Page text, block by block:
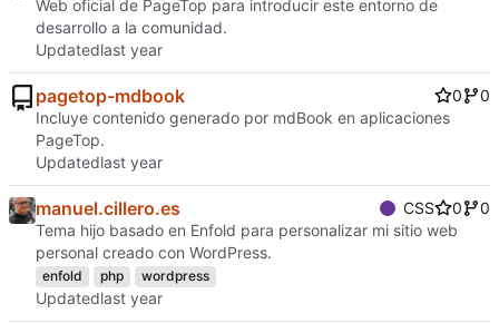
Web oficial de PageTop para introducir este entorno de
desarrollo a la comunidad.
Updated
pagetop-mdbook 0
0
Incluye contenido generado por mdBook en aplicaciones
PageTop.
Updated
manuel.cillero.es CSS 0
0
Tema hijo basado en Enfold para personalizar mi sitio web
personal creado con WordPress.
enfold php wordpress
Updated